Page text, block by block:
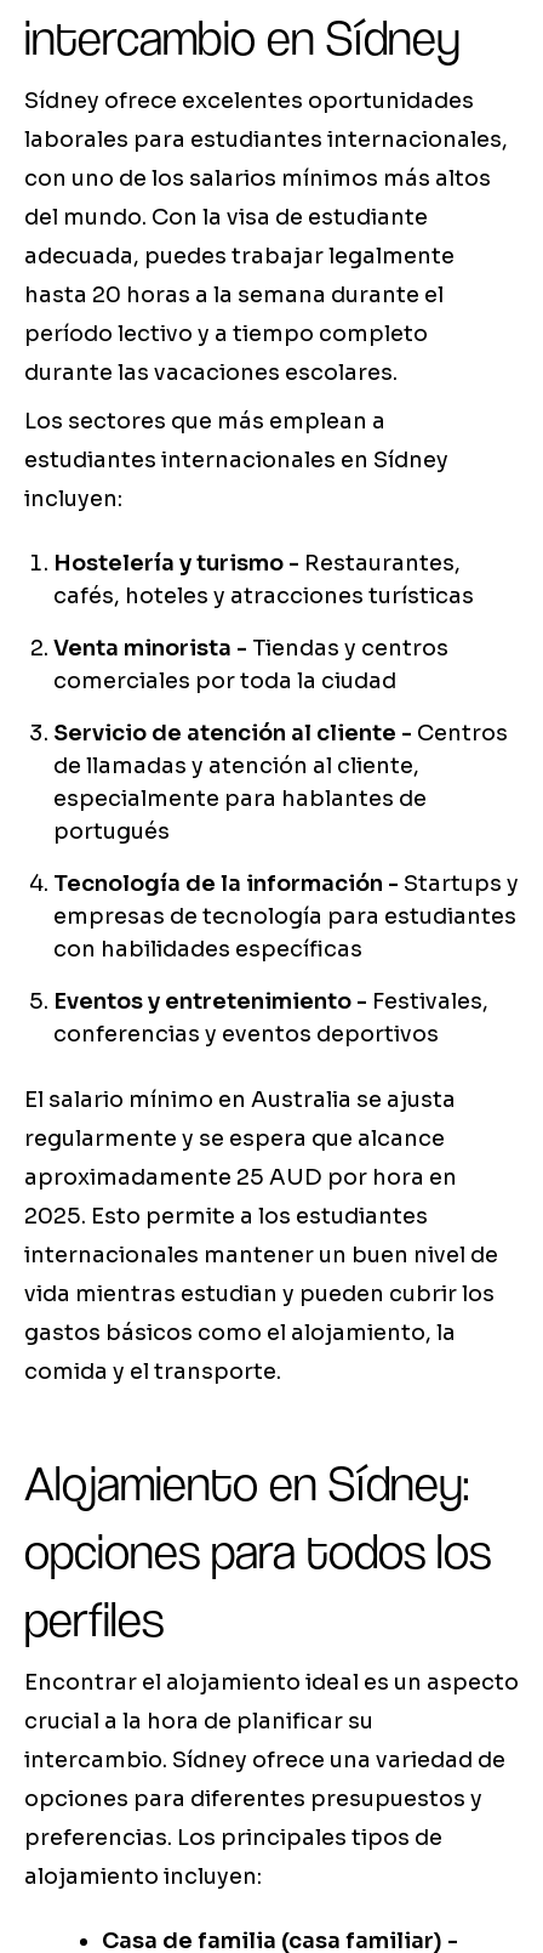
intercambio en Sídney
Sídney ofrece excelentes oportunidades
laborales para estudiantes internacionales,
con uno de los salarios mínimos más altos
del mundo. Con la visa de estudiante
adecuada, puedes trabajar legalmente
hasta 20 horas a la semana durante el
período lectivo y a tiempo completo
durante las vacaciones escolares.
Los sectores que más emplean a
estudiantes internacionales en Sídney
incluyen:
Hostelería y turismo - Restaurantes,
cafés, hoteles y atracciones turísticas
Venta minorista - Tiendas y centros
comerciales por toda la ciudad
Servicio de atención al cliente - Centros
de llamadas y atención al cliente,
especialmente para hablantes de
portugués
Tecnología de la información - Startups y
empresas de tecnología para estudiantes
con habilidades específicas
Eventos y entretenimiento - Festivales,
conferencias y eventos deportivos
El salario mínimo en Australia se ajusta
regularmente y se espera que alcance
aproximadamente 25 AUD por hora en
2025. Esto permite a los estudiantes
internacionales mantener un buen nivel de
vida mientras estudian y pueden cubrir los
gastos básicos como el alojamiento, la
comida y el transporte.
Alojamiento en Sídney:
opciones para todos los
perfiles
Encontrar el alojamiento ideal es un aspecto
crucial a la hora de planificar su
intercambio. Sídney ofrece una variedad de
opciones para diferentes presupuestos y
preferencias. Los principales tipos de
alojamiento incluyen:
Casa de familia (casa familiar) -